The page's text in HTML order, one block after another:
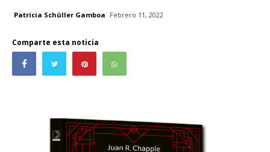
Patricia Schüller Gamboa Febrero 11, 2022
Comparte esta noticia